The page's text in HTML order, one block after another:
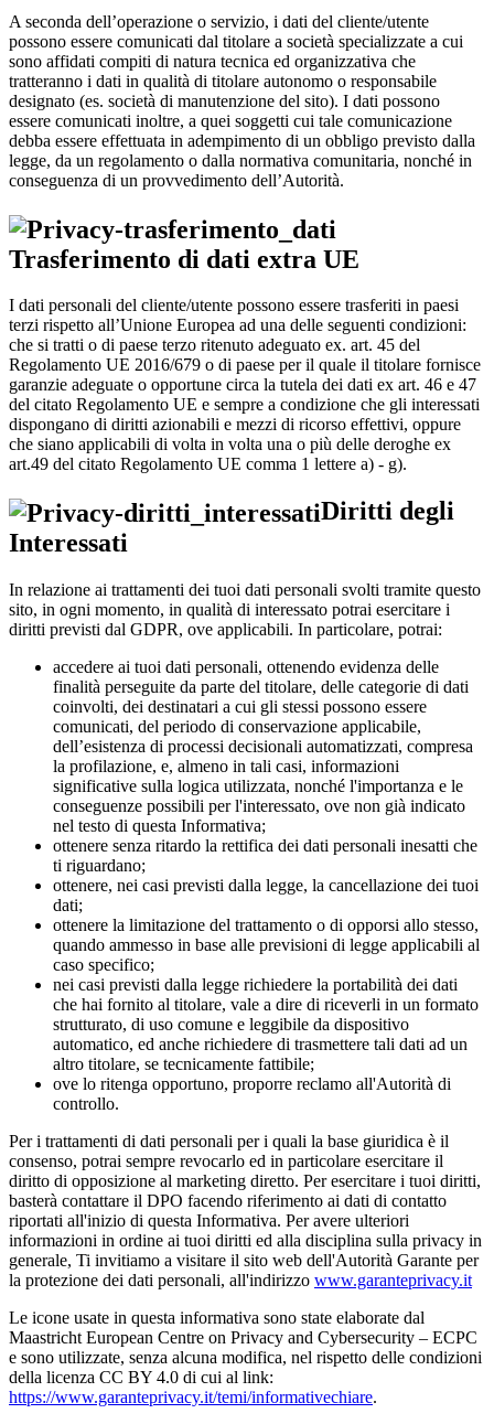
A seconda dell’operazione o servizio, i dati del cliente/utente
possono essere comunicati dal titolare a società specializzate a cui
sono affidati compiti di natura tecnica ed organizzativa che
tratteranno i dati in qualità di titolare autonomo o responsabile
designato (es. società di manutenzione del sito). I dati possono
essere comunicati inoltre, a quei soggetti cui tale comunicazione
debba essere effettuata in adempimento di un obbligo previsto dalla
legge, da un regolamento o dalla normativa comunitaria, nonché in
conseguenza di un provvedimento dell’Autorità.
Trasferimento di dati extra UE
I dati personali del cliente/utente possono essere trasferiti in paesi
terzi rispetto all’Unione Europea ad una delle seguenti condizioni:
che si tratti o di paese terzo ritenuto adeguato ex. art. 45 del
Regolamento UE 2016/679 o di paese per il quale il titolare fornisce
garanzie adeguate o opportune circa la tutela dei dati ex art. 46 e 47
del citato Regolamento UE e sempre a condizione che gli interessati
dispongano di diritti azionabili e mezzi di ricorso effettivi, oppure
che siano applicabili di volta in volta una o più delle deroghe ex
art.49 del citato Regolamento UE comma 1 lettere a) - g).
Diritti degli
Interessati
In relazione ai trattamenti dei tuoi dati personali svolti tramite questo
sito, in ogni momento, in qualità di interessato potrai esercitare i
diritti previsti dal GDPR, ove applicabili. In particolare, potrai:
accedere ai tuoi dati personali, ottenendo evidenza delle
finalità perseguite da parte del titolare, delle categorie di dati
coinvolti, dei destinatari a cui gli stessi possono essere
comunicati, del periodo di conservazione applicabile,
dell’esistenza di processi decisionali automatizzati, compresa
la profilazione, e, almeno in tali casi, informazioni
significative sulla logica utilizzata, nonché l'importanza e le
conseguenze possibili per l'interessato, ove non già indicato
nel testo di questa Informativa;
ottenere senza ritardo la rettifica dei dati personali inesatti che
ti riguardano;
ottenere, nei casi previsti dalla legge, la cancellazione dei tuoi
dati;
ottenere la limitazione del trattamento o di opporsi allo stesso,
quando ammesso in base alle previsioni di legge applicabili al
caso specifico;
nei casi previsti dalla legge richiedere la portabilità dei dati
che hai fornito al titolare, vale a dire di riceverli in un formato
strutturato, di uso comune e leggibile da dispositivo
automatico, ed anche richiedere di trasmettere tali dati ad un
altro titolare, se tecnicamente fattibile;
ove lo ritenga opportuno, proporre reclamo all'Autorità di
controllo.
Per i trattamenti di dati personali per i quali la base giuridica è il
consenso, potrai sempre revocarlo ed in particolare esercitare il
diritto di opposizione al marketing diretto. Per esercitare i tuoi diritti,
basterà contattare il DPO facendo riferimento ai dati di contatto
riportati all'inizio di questa Informativa. Per avere ulteriori
informazioni in ordine ai tuoi diritti ed alla disciplina sulla privacy in
generale, Ti invitiamo a visitare il sito web dell'Autorità Garante per
la protezione dei dati personali, all'indirizzo www.garanteprivacy.it
Le icone usate in questa informativa sono state elaborate dal
Maastricht European Centre on Privacy and Cybersecurity – ECPC
e sono utilizzate, senza alcuna modifica, nel rispetto delle condizioni
della licenza CC BY 4.0 di cui al link:
https://www.garanteprivacy.it/temi/informativechiare.